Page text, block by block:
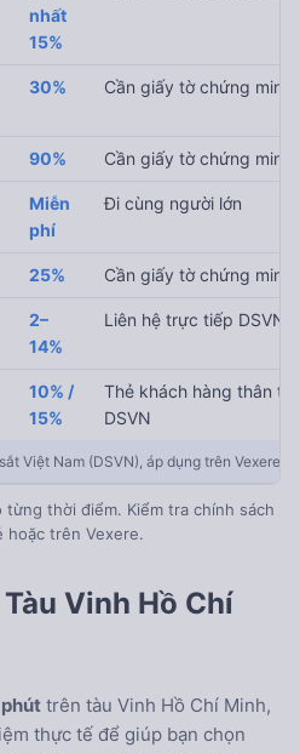
Việt Nam (DSVN), áp dụng trên Vexere
nhất
15%
30% Cần giấy tờ chứng minh
90% Cần giấy tờ chứng minh
Miễn
phí
Đi cùng người lớn
25% Cần giấy tờ chứng minh
2–
14%
Liên hệ trực tiếp DSVN
10% /
15%
Thẻ khách hàng thân
DSVN
thời điểm. Kiểm tra chính sách
hoặc trên Vexere.
Vinh Hồ Chí
trên tàu Vinh Hồ Chí Minh,
thực tế để giúp bạn chọn